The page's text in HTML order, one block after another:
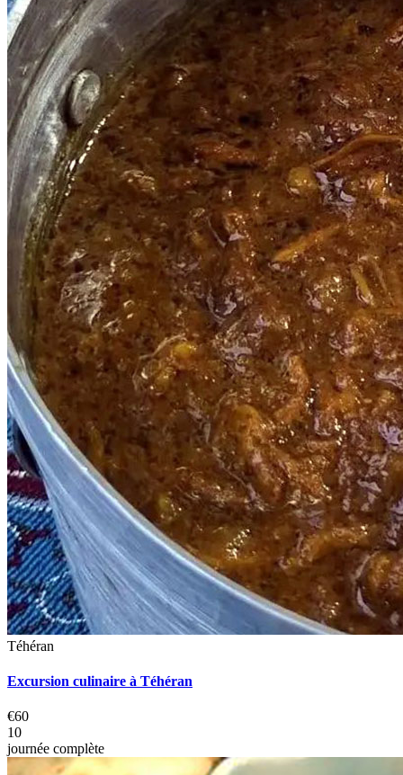
Téhéran
Excursion culinaire à Téhéran
€60
10
journée complète